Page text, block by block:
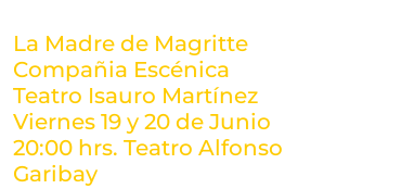
La Madre de Magritte
Compañia Escénica
Teatro Isauro Martínez
Viernes 19 y 20 de Junio
20:00 hrs. Teatro Alfonso
Garibay